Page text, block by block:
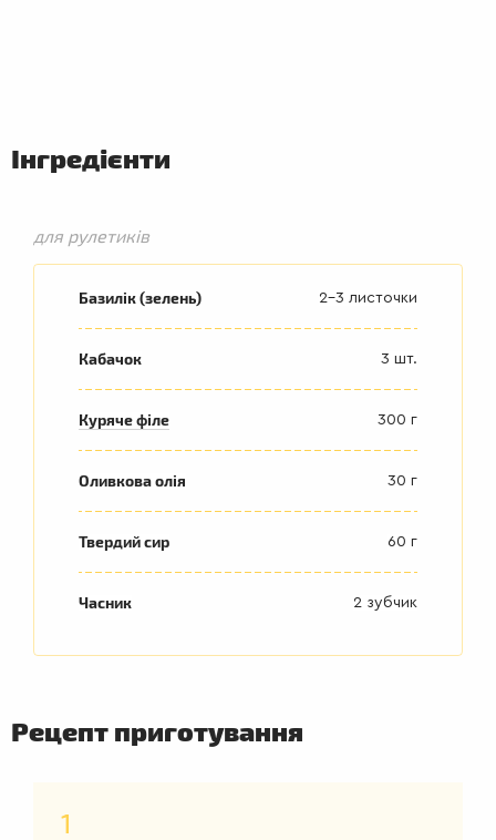
Інгредієнти
для рулетиків
Базилік (зелень) 2-3 листочки
Кабачок 3 шт.
Куряче філе 300 г
Оливкова олія 30 г
Твердий сир 60 г
Часник 2 зубчик
Рецепт приготування
1